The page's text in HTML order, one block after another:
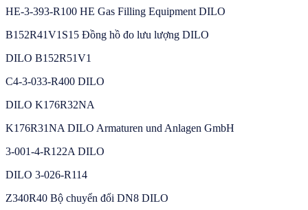
HE-3-393-R100 HE Gas Filling Equipment DILO
B152R41V1S15 Đồng hồ đo lưu lượng DILO
DILO B152R51V1
C4-3-033-R400 DILO
DILO K176R32NA
K176R31NA DILO Armaturen und Anlagen GmbH
3-001-4-R122A DILO
DILO 3-026-R114
Z340R40 Bộ chuyển đổi DN8 DILO